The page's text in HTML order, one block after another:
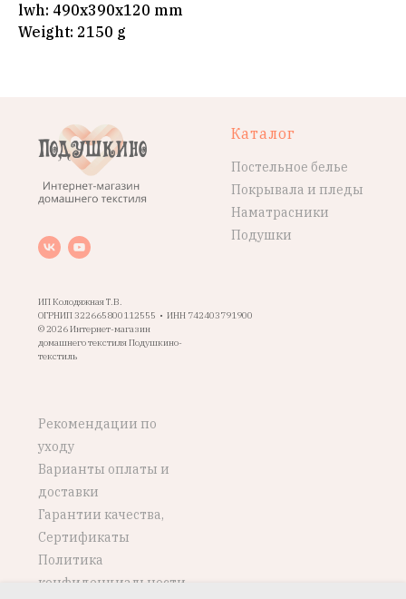
lwh: 490x390x120 mm
Weight: 2150 g
ИП Колодяжная Т.В.
ОГРНИП 322665800112555 • ИНН 742403791900
© 2026 Интернет-магазин
домашнего текстиля Подушкино-
текстиль
Каталог
Постельное белье
Покрывала и пледы
Наматрасники
Подушки
Рекомендации по
уходу
Варианты оплаты и
доставки
Гарантии качества,
Сертификаты
Политика
конфиденциальности